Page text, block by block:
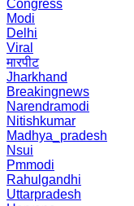
Congress
Modi
Delhi
Viral
मारपीट
Jharkhand
Breakingnews
Narendramodi
Nitishkumar
Madhya_pradesh
Nsui
Pmmodi
Rahulgandhi
Uttarpradesh